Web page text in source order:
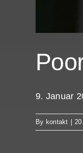
9. Januar
By kontakt